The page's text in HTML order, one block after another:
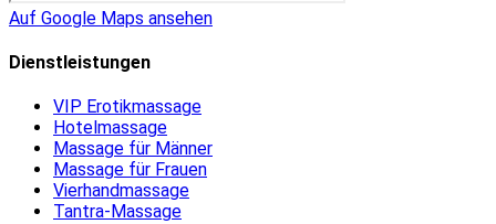
Auf Google Maps ansehen
Dienstleistungen
VIP Erotikmassage
Hotelmassage
Massage für Männer
Massage für Frauen
Vierhandmassage
Tantra-Massage